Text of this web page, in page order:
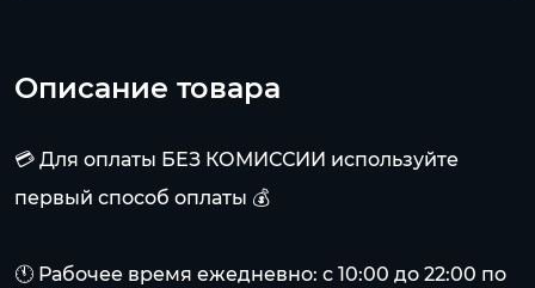
Описание товара
💳 Для оплаты БЕЗ КОМИССИИ используйте
первый способ оплаты 💰
🕚 Рабочее время ежедневно: с 10:00 до 22:00 по